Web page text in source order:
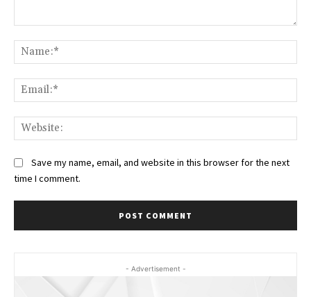
Save my name, email, and website in this browser for the next
time I comment.
- Advertisement -